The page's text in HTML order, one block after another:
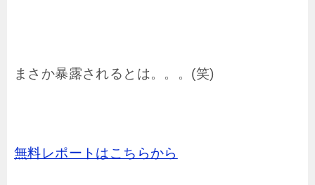
まさか暴露されるとは。。。(笑)
無料レポートはこちらから